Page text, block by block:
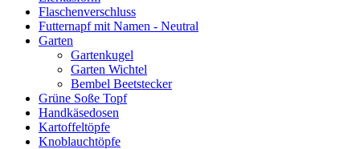
Flaschenverschluss
Futternapf mit Namen - Neutral
Garten
Gartenkugel
Garten Wichtel
Bembel Beetstecker
Grüne Soße Topf
Handkäsedosen
Kartoffeltöpfe
Knoblauchtöpfe